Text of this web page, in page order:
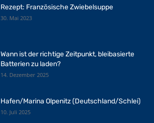
Rezept: Französische Zwiebelsuppe
30. Mai 2023
Wann ist der richtige Zeitpunkt, bleibasierte
Batterien zu laden?
14. Dezember 2025
Hafen/Marina Olpenitz (Deutschland/Schlei)
10. Juli 2025